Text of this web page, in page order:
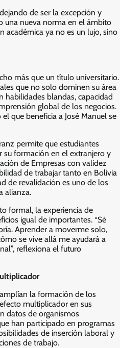
de ser la excepción y
una nueva norma en el ámbito
académica ya no es un lujo, sino
más que un título universitario.
que no solo dominen su área
habilidades blandas, capacidad
global de los negocios.
que beneficia a José Manuel se
permite que estudiantes
su formación en el extranjero y
de Empresas con validez
de trabajar tanto en Bolivia
de revalidación es uno de los
alianza.
formal, la experiencia de
igual de importantes. “Sé
Aprender a moverme solo,
se vive allá me ayudará a
reflexiona el futuro
la formación de los
multiplicador en sus
datos de organismos
han participado en programas
de inserción laboral y
de trabajo.